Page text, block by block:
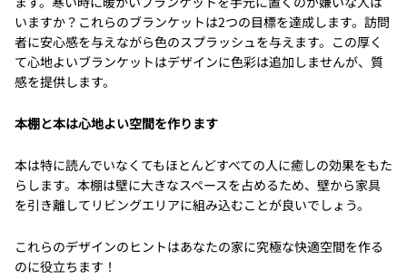
いますか？これらのブランケットは2つの目標を達成します。訪問
者に安心感を与えながら色のスプラッシュを与えます。この厚く
て心地よいブランケットはデザインに色彩は追加しませんが、質
感を提供します。
本棚と本は心地よい空間を作ります
本は特に読んでいなくてもほとんどすべての人に癒しの効果をもた
らします。本棚は壁に大きなスペースを占めるため、壁から家具
を引き離してリビングエリアに組み込むことが良いでしょう。
これらのデザインのヒントはあなたの家に究極な快適空間を作る
のに役立ちます！